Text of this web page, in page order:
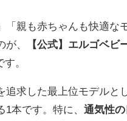
「親も赤ちゃんも快適な
、
【公式】エルゴベビ
す。
求した最上位モデルと
1本です。特に、通気性